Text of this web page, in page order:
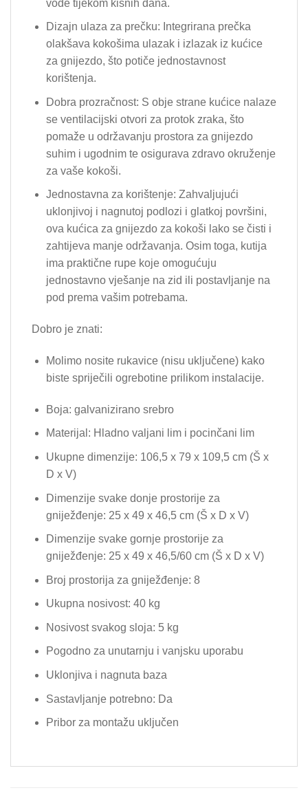
vode tijekom kišnih dana.
Dizajn ulaza za prečku: Integrirana prečka
olakšava kokošima ulazak i izlazak iz kućice
za gnijezdo, što potiče jednostavnost
korištenja.
Dobra prozračnost: S obje strane kućice nalaze
se ventilacijski otvori za protok zraka, što
pomaže u održavanju prostora za gnijezdo
suhim i ugodnim te osigurava zdravo okruženje
za vaše kokoši.
Jednostavna za korištenje: Zahvaljujući
uklonjivoj i nagnutoj podlozi i glatkoj površini,
ova kućica za gnijezdo za kokoši lako se čisti i
zahtijeva manje održavanja. Osim toga, kutija
ima praktične rupe koje omogućuju
jednostavno vješanje na zid ili postavljanje na
pod prema vašim potrebama.
Dobro je znati:
Molimo nosite rukavice (nisu uključene) kako
biste spriječili ogrebotine prilikom instalacije.
Boja: galvanizirano srebro
Materijal: Hladno valjani lim i pocinčani lim
Ukupne dimenzije: 106,5 x 79 x 109,5 cm (Š x
D x V)
Dimenzije svake donje prostorije za
gniježđenje: 25 x 49 x 46,5 cm (Š x D x V)
Dimenzije svake gornje prostorije za
gniježđenje: 25 x 49 x 46,5/60 cm (Š x D x V)
Broj prostorija za gniježđenje: 8
Ukupna nosivost: 40 kg
Nosivost svakog sloja: 5 kg
Pogodno za unutarnju i vanjsku uporabu
Uklonjiva i nagnuta baza
Sastavljanje potrebno: Da
Pribor za montažu uključen